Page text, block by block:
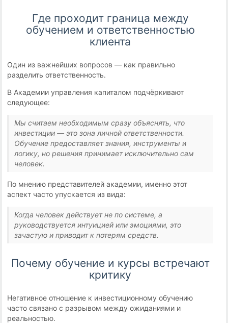
Где проходит граница между
обучением и ответственностью
клиента
Один из важнейших вопросов — как правильно
разделить ответственность.
В Академии управления капиталом подчёркивают
следующее:
Мы считаем необходимым сразу объяснять, что
инвестиции — это зона личной ответственности.
Обучение предоставляет знания, инструменты и
логику, но решения принимает исключительно сам
человек.
По мнению представителей академии, именно этот
аспект часто упускается из вида:
Когда человек действует не по системе, а
руководствуется интуицией или эмоциями, это
зачастую и приводит к потерям средств.
Почему обучение и курсы встречают
критику
Негативное отношение к инвестиционному обучению
часто связано с разрывом между ожиданиями и
реальностью.